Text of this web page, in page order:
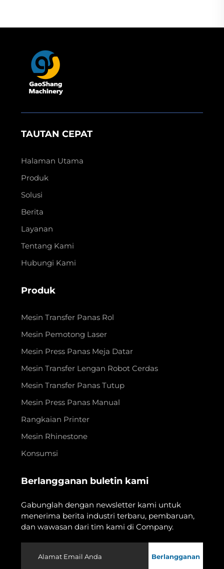
TAUTAN CEPAT
Halaman Utama
Produk
Solusi
Berita
Layanan
Tentang Kami
Hubungi Kami
Produk
Mesin Transfer Panas Rol
Mesin Pemotong Laser
Mesin Press Panas Meja Datar
Mesin Transfer Lengan Robot Cerdas
Mesin Transfer Panas Tutup
Mesin Press Panas Manual
Rangkaian Printer
Mesin Rhinestone
Konsumsi
Berlangganan buletin kami
Gabunglah dengan newsletter kami untuk
menerima berita industri terbaru, pembaruan,
dan wawasan dari tim kami di Company.
Berlangganan